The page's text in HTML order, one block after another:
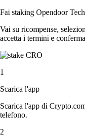
Fai staking Opendoor
Vai su ricompense,
accetta i termini e
1
Scarica l'app
Scarica l'app di
telefono.
2